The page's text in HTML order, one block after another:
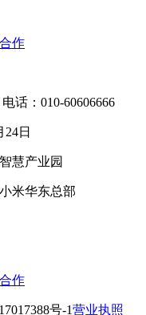
作
话：010-60606666
24日
慧产业园
米华东总部
作
号-1营业执照